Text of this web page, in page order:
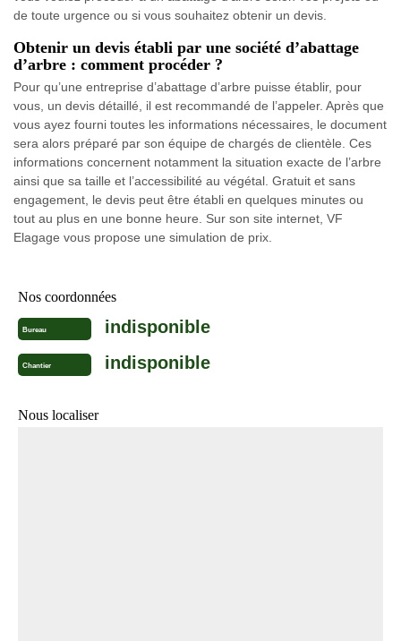
de toute urgence ou si vous souhaitez obtenir un devis.
Obtenir un devis établi par une société d’abattage
d’arbre : comment procéder ?
Pour qu’une entreprise d’abattage d’arbre puisse établir, pour
vous, un devis détaillé, il est recommandé de l’appeler. Après que
vous ayez fourni toutes les informations nécessaires, le document
sera alors préparé par son équipe de chargés de clientèle. Ces
informations concernent notamment la situation exacte de l’arbre
ainsi que sa taille et l’accessibilité au végétal. Gratuit et sans
engagement, le devis peut être établi en quelques minutes ou
tout au plus en une bonne heure. Sur son site internet, VF
Elagage vous propose une simulation de prix.
Nos coordonnées
Bureau indisponible
Chantier indisponible
Nous localiser